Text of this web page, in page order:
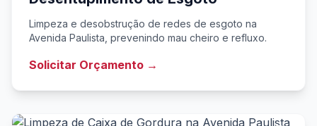
Limpeza e desobstrução de redes de esgoto na
Avenida Paulista, prevenindo mau cheiro e refluxo.
Solicitar Orçamento →